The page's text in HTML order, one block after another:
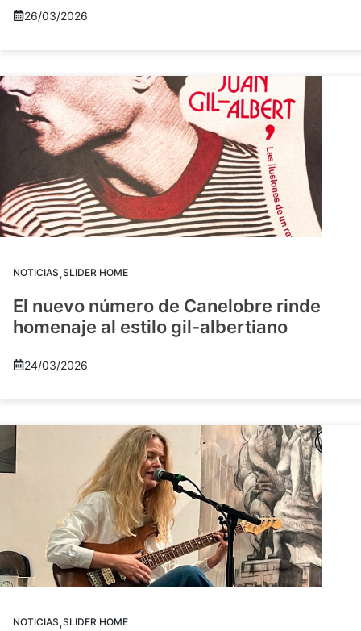
26/03/2026
NOTICIAS,SLIDER HOME
El nuevo número de Canelobre rinde
homenaje al estilo gil-albertiano
24/03/2026
NOTICIAS,SLIDER HOME